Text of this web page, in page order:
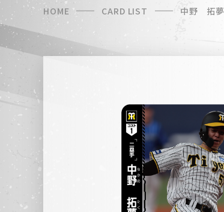
HOME CARD LIST 中野 拓夢